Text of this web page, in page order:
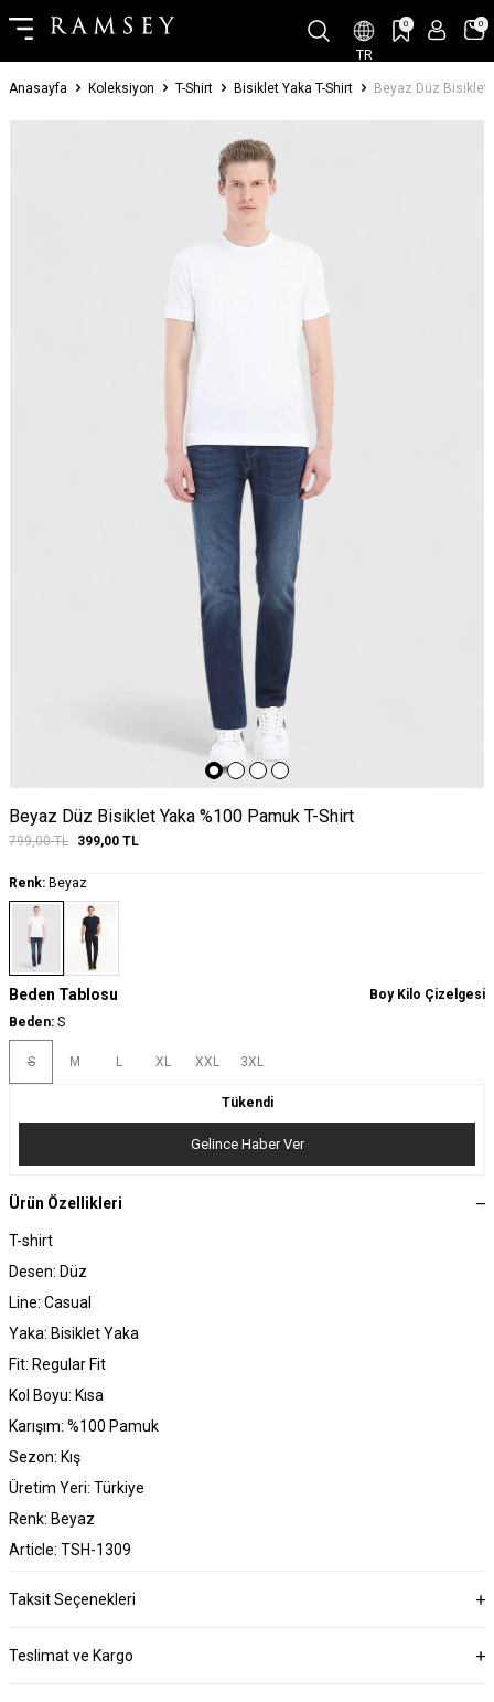
TR
0 0
Anasayfa Koleksiyon T-Shirt Bisiklet Yaka T-Shirt Beyaz Düz Bisiklet
Beyaz Düz Bisiklet Yaka %100 Pamuk T-Shirt
799,00TL 399,00 TL
Renk: Beyaz
Beden Tablosu
Boy Kilo Çizelgesi
Beden: S
S M L XL XXL 3XL
Tükendi
Gelince Haber Ver
Ürün Özellikleri
T-shirt
Desen: Düz
Line: Casual
Yaka: Bisiklet Yaka
Fit: Regular Fit
Kol Boyu: Kısa
Karışım: %100 Pamuk
Sezon: Kış
Üretim Yeri: Türkiye
Renk: Beyaz
Article: TSH-1309
Taksit Seçenekleri
Teslimat ve Kargo